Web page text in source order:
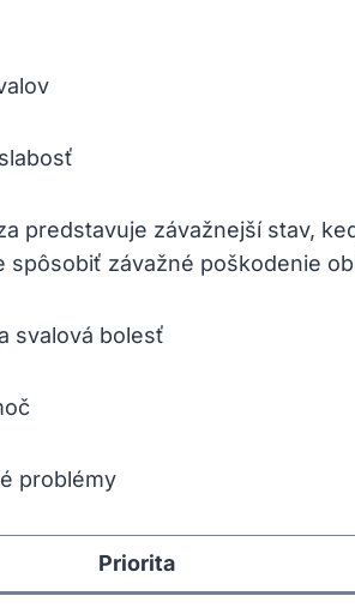
predstavuje závažnejší stav,
spôsobiť závažné poškodenie
svalová bolesť
problémy
Priorita